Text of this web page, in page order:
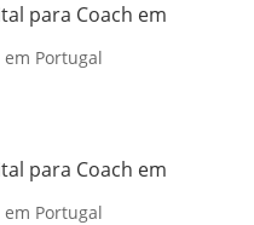
para Coach em
Portugal
para Coach em
Portugal